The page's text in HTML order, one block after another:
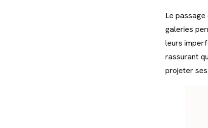
Le
galeries
leurs
rassurant
projeter